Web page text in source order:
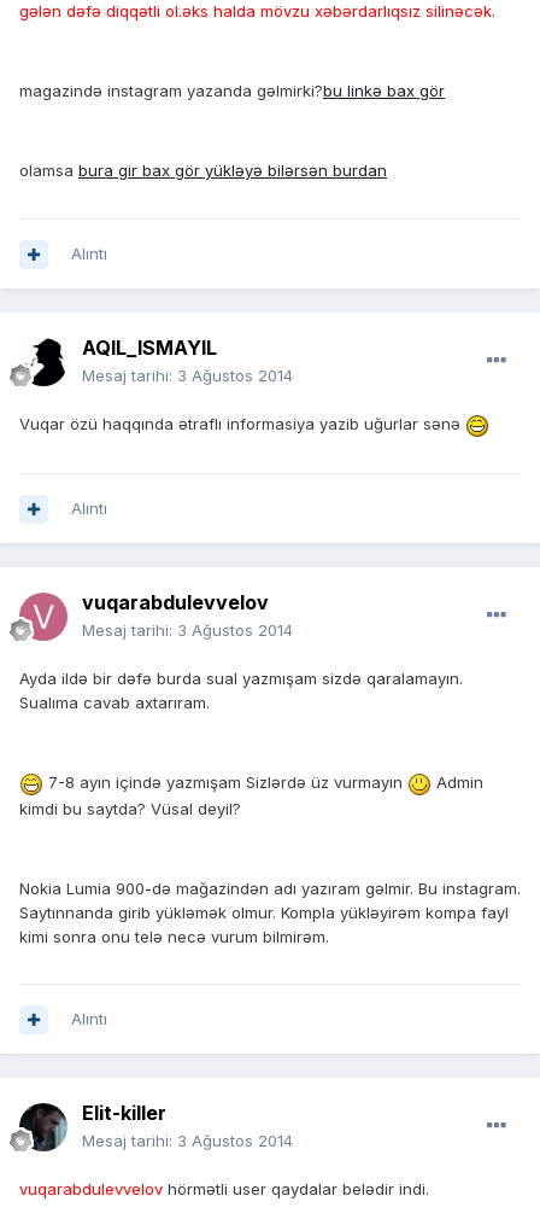
gələn dəfə diqqətli ol.əks halda mövzu xəbərdarlıqsız silinəcək.
magazində instagram yazanda gəlmirki?bu linkə bax gör
olamsa bura gir bax gör yükləyə bilərsən burdan
Alıntı
AQIL_ISMAYIL
Mesaj tarihi: 3 Ağustos 2014
Vuqar özü haqqında ətraflı informasiya yazib uğurlar sənə
Alıntı
vuqarabdulevvelov
Mesaj tarihi: 3 Ağustos 2014
Ayda ildə bir dəfə burda sual yazmışam sizdə qaralamayın.
Sualıma cavab axtarıram.
7-8 ayın içində yazmışam Sizlərdə üz vurmayın
Admin
kimdi bu saytda? Vüsal deyil?
Nokia Lumia 900-də mağazindən adı yazıram gəlmir. Bu instagram.
Saytınnanda girib yükləmək olmur. Kompla yükləyirəm kompa fayl
kimi sonra onu telə necə vurum bilmirəm.
Alıntı
Elit-killer
Mesaj tarihi: 3 Ağustos 2014
vuqarabdulevvelov hörmətli user qaydalar belədir indi.